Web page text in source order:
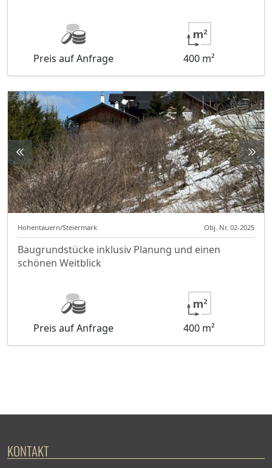
Preis auf Anfrage 400 m²
Hohentauern/Steiermark Obj. Nr. 02-2025
Baugrundstücke inklusiv Planung und einen
schönen Weitblick
Preis auf Anfrage 400 m²
KONTAKT